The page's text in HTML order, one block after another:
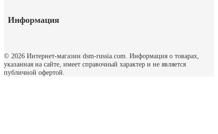
Информация
© 2026 Интернет-магазин dsm-russia.com. Информация о товарах,
указанная на сайте, имеет справочный характер и не является
публичной офертой.